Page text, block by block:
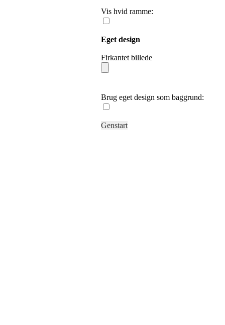
Vis hvid ramme:
Eget design
Firkantet billede
Brug eget design som baggrund:
Genstart